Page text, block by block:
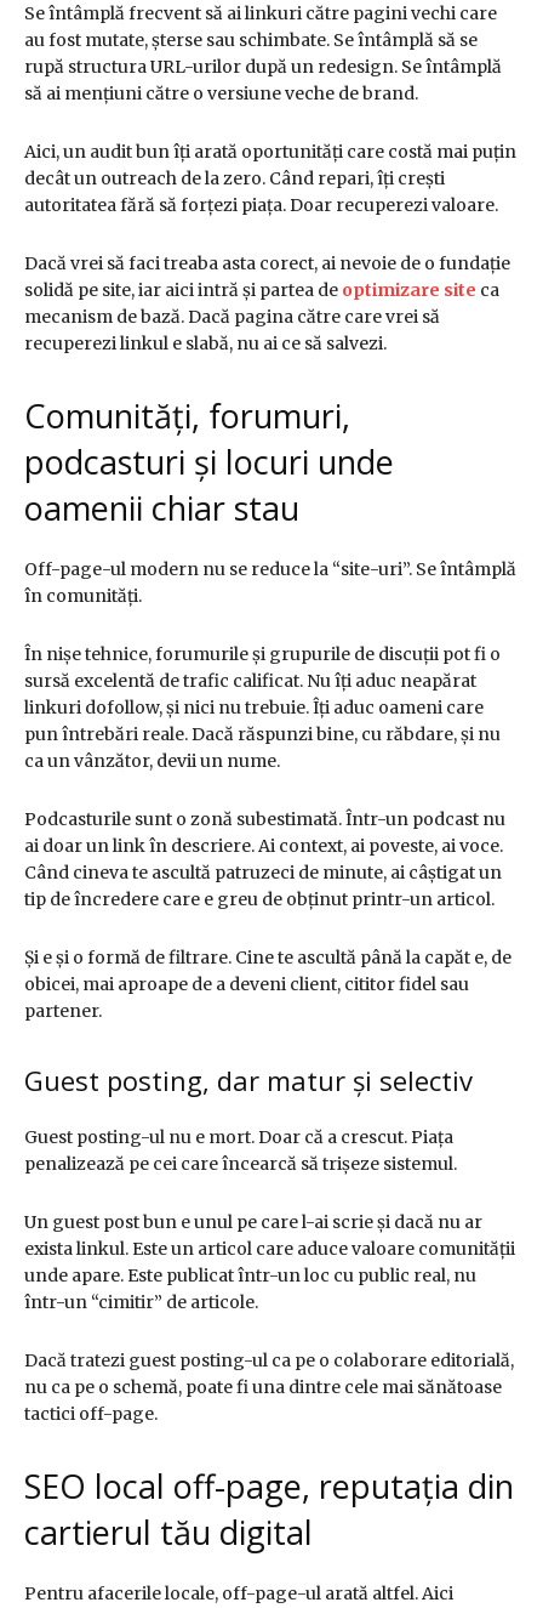
Se întâmplă frecvent să ai linkuri către pagini vechi care
au fost mutate, șterse sau schimbate. Se întâmplă să se
rupă structura URL-urilor după un redesign. Se întâmplă
să ai mențiuni către o versiune veche de brand.
Aici, un audit bun îți arată oportunități care costă mai puțin
decât un outreach de la zero. Când repari, îți crești
autoritatea fără să forțezi piața. Doar recuperezi valoare.
Dacă vrei să faci treaba asta corect, ai nevoie de o fundație
solidă pe site, iar aici intră și partea de optimizare site ca
mecanism de bază. Dacă pagina către care vrei să
recuperezi linkul e slabă, nu ai ce să salvezi.
Comunități, forumuri,
podcasturi și locuri unde
oamenii chiar stau
Off-page-ul modern nu se reduce la “site-uri”. Se întâmplă
în comunități.
În nișe tehnice, forumurile și grupurile de discuții pot fi o
sursă excelentă de trafic calificat. Nu îți aduc neapărat
linkuri dofollow, și nici nu trebuie. Îți aduc oameni care
pun întrebări reale. Dacă răspunzi bine, cu răbdare, și nu
ca un vânzător, devii un nume.
Podcasturile sunt o zonă subestimată. Într-un podcast nu
ai doar un link în descriere. Ai context, ai poveste, ai voce.
Când cineva te ascultă patruzeci de minute, ai câștigat un
tip de încredere care e greu de obținut printr-un articol.
Și e și o formă de filtrare. Cine te ascultă până la capăt e, de
obicei, mai aproape de a deveni client, cititor fidel sau
partener.
Guest posting, dar matur și selectiv
Guest posting-ul nu e mort. Doar că a crescut. Piața
penalizează pe cei care încearcă să trișeze sistemul.
Un guest post bun e unul pe care l-ai scrie și dacă nu ar
exista linkul. Este un articol care aduce valoare comunității
unde apare. Este publicat într-un loc cu public real, nu
într-un “cimitir” de articole.
Dacă tratezi guest posting-ul ca pe o colaborare editorială,
nu ca pe o schemă, poate fi una dintre cele mai sănătoase
tactici off-page.
SEO local off-page, reputația din
cartierul tău digital
Pentru afacerile locale, off-page-ul arată altfel. Aici